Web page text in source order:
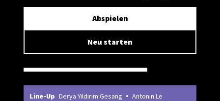
Abspielen
Neu starten
Line-Up Derya Yıldırım Gesang
Antonin Le